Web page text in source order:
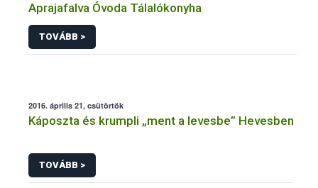
Aprajafalva Óvoda Tálalókonyha
TOVÁBB >
2016. április 21, csütörtök
Káposzta és krumpli „ment a levesbe” Hevesben
TOVÁBB >